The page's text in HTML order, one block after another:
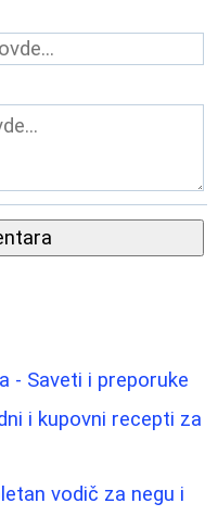
- Saveti i preporuke
i kupovni recepti za
vodič za negu i